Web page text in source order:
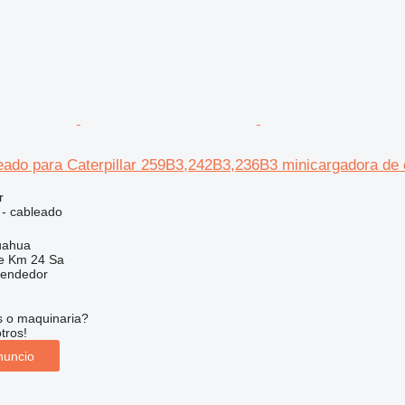
para Caterpillar 259B3,242B3,236B3 minicargadora de
cableado
Km 24 Sa
o maquinaria?